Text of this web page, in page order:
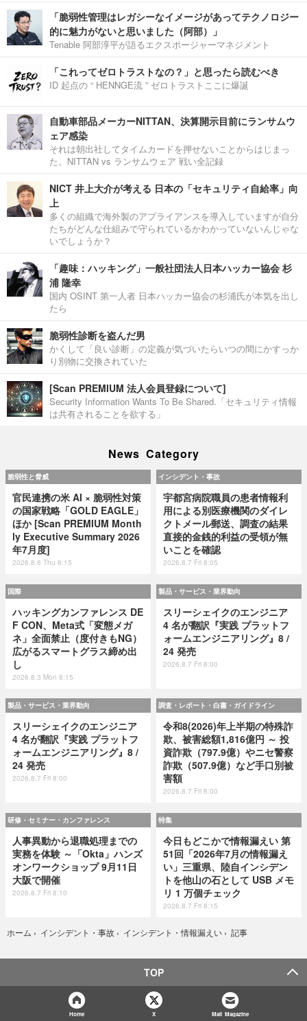
「脆弱性管理はレガシーなイメージがあってテクノロジー
的に魅力がないと思いました（阿部）」
Tenable 阿部淳平が語るエクスポージャーマネジメント
「これってゼロトラストなの？」と思ったら読むべき
ID 起点の “ HENNGE流 ” ゼロトラストここに爆誕
自動車部品メーカーNITTAN、決算開示目前にランサムウ
ェア感染
それは朝出社してタイムカードを押せないことからはじまっ
た。NITTAN vs ランサムウェア 戦い全記録
NICT 井上大介が考える 日本の「セキュリティ自給率」向
上
多くの組織で海外製のアプライアンスを導入していますが自分
たちがどんな仕組みで守られているかわかっていないんじゃな
いでしょうか？
「趣味：ハッキング」一般社団法人日本ハッカー協会 杉
浦 隆幸
国内 OSINT 第一人者 日本ハッカー協会の杉浦氏が本気を出し
たら
脆弱性診断を盗んだ男
かくして「良い診断」の定義が気づいたらいつの間にかすっか
り別物に交換されていた
[Scan PREMIUM 法人会員登録について]
Security Information Wants To Be Shared.「セキュリティ情報
は共有されることを欲する」
News Category
脆弱性と脅威
官民連携の米 AI × 脆弱性対策
の国家戦略「GOLD EAGLE」
ほか [Scan PREMIUM Month
ly Executive Summary 2026
年7月度]
2026.8.6 Thu 8:15
インシデント・事故
宇都宮病院職員の患者情報利
用による別医療機関のダイレ
クトメール郵送、調査の結果
直接的金銭的利益の受領が無
いことを確認
2026.8.7 Fri 8:05
国際
ハッキングカンファレンス DE
F CON、Meta式「変態メガ
ネ」全面禁止（度付きもNG）
広がるスマートグラス締め出
し
2026.8.3 Mon 8:15
製品・サービス・業界動向
スリーシェイクのエンジニア
4 名が翻訳『実践 プラットフ
ォームエンジニアリング』8 /
24 発売
2026.8.7 Fri 8:00
製品・サービス・業界動向
スリーシェイクのエンジニア
4 名が翻訳『実践 プラットフ
ォームエンジニアリング』8 /
24 発売
2026.8.7 Fri 8:00
調査・レポート・白書・ガイドライン
令和8(2026)年上半期の特殊詐
欺、被害総額1,816億円 ～ 投
資詐欺（797.9億）やニセ警察
詐欺（507.9億）など手口別被
害額
2026.8.7 Fri 8:00
研修・セミナー・カンファレンス
人事異動から退職処理までの
実務を体験 ～「Okta」ハンズ
オンワークショップ 9月11日
大阪で開催
2026.8.7 Fri 8:10
特集
今日もどこかで情報漏えい 第
51回「2026年7月の情報漏え
い」三重県、陸自インシデン
トを他山の石として USB メモ
リ 1 万個チェック
2026.8.7 Fri 8:15
ホーム › インシデント・事故 › インシデント・情報漏えい › 記事
TOP
Home X Mail Magazine